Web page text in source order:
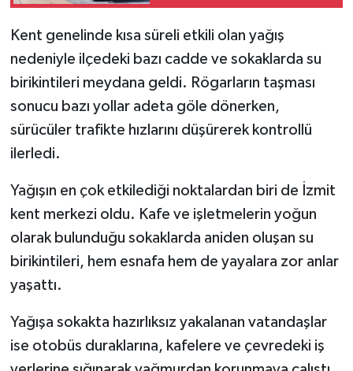
Kent genelinde kısa süreli etkili olan yağış
nedeniyle ilçedeki bazı cadde ve sokaklarda su
birikintileri meydana geldi. Rögarların taşması
sonucu bazı yollar adeta göle dönerken,
sürücüler trafikte hızlarını düşürerek kontrollü
ilerledi.
Yağışın en çok etkilediği noktalardan biri de İzmit
kent merkezi oldu. Kafe ve işletmelerin yoğun
olarak bulunduğu sokaklarda aniden oluşan su
birikintileri, hem esnafa hem de yayalara zor anlar
yaşattı.
Yağışa sokakta hazırlıksız yakalanan vatandaşlar
ise otobüs duraklarına, kafelere ve çevredeki iş